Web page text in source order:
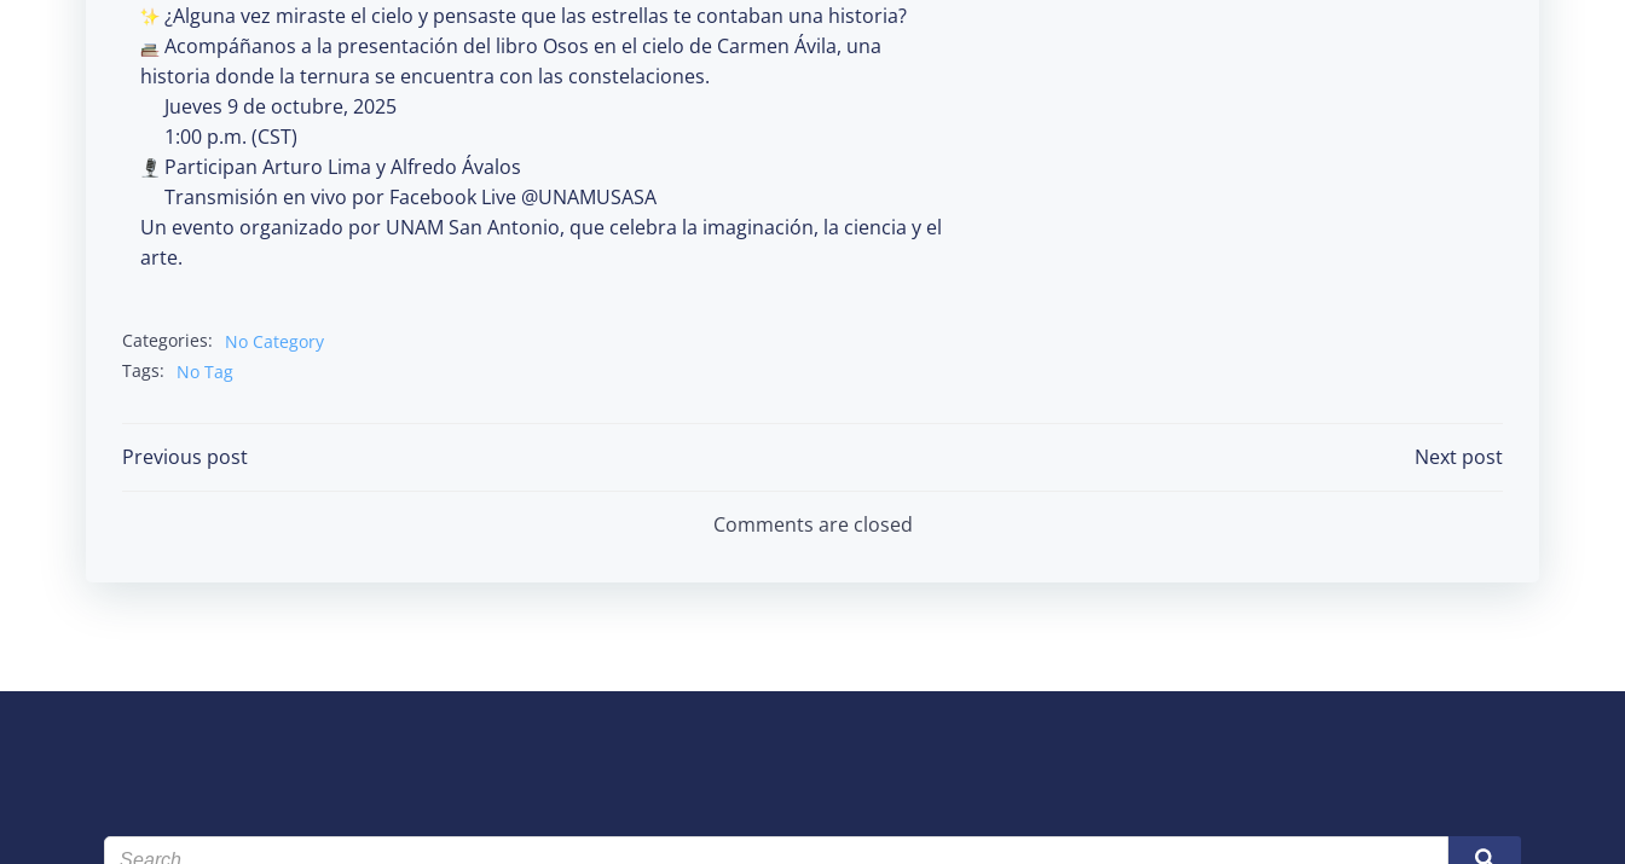
¿Alguna vez miraste el cielo y pensaste que las estrellas te contaban una historia?
Acompáñanos a la presentación del libro Osos en el cielo de Carmen Ávila, una
historia donde la ternura se encuentra con las constelaciones.
Jueves 9 de octubre, 2025
1:00 p.m. (CST)
Participan Arturo Lima y Alfredo Ávalos
Transmisión en vivo por Facebook Live @UNAMUSASA
Un evento organizado por UNAM San Antonio, que celebra la imaginación, la ciencia y el
arte.
Categories:
No Category
Tags:
No Tag
Post
Previous post
navigation
Next post
Comments are closed